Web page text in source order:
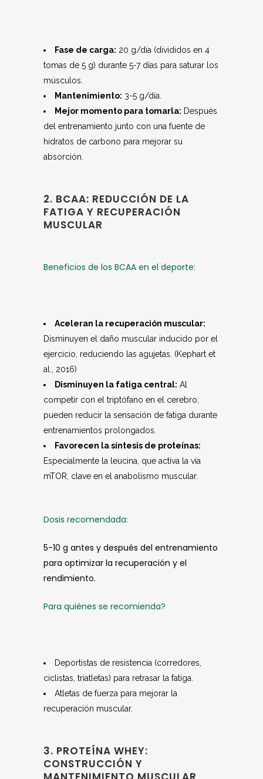
Fase de carga: 20 g/día (divididos en 4
tomas de 5 g) durante 5-7 días para saturar los
músculos.
Mantenimiento: 3-5 g/día.
Mejor momento para tomarla: Después
del entrenamiento junto con una fuente de
hidratos de carbono para mejorar su
absorción.
2. BCAA: REDUCCIÓN DE LA
FATIGA Y RECUPERACIÓN
MUSCULAR
Beneficios de los BCAA en el deporte:
Aceleran la recuperación muscular:
Disminuyen el daño muscular inducido por el
ejercicio, reduciendo las agujetas. (Kephart et
al., 2016)
Disminuyen la fatiga central: Al
competir con el triptófano en el cerebro,
pueden reducir la sensación de fatiga durante
entrenamientos prolongados.
Favorecen la síntesis de proteínas:
Especialmente la leucina, que activa la vía
mTOR, clave en el anabolismo muscular.
Dosis recomendada:
5-10 g antes y después del entrenamiento
para optimizar la recuperación y el
rendimiento.
Para quiénes se recomienda?
Deportistas de resistencia (corredores,
ciclistas, triatletas) para retrasar la fatiga.
Atletas de fuerza para mejorar la
recuperación muscular.
3. PROTEÍNA WHEY:
CONSTRUCCIÓN Y